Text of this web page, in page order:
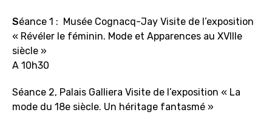
Séance 1 : Musée Cognacq-Jay Visite de l’exposition
« Révéler le féminin. Mode et Apparences au XVIIIe
siècle »
A 10h30
Séance 2, Palais Galliera Visite de l’exposition « La
mode du 18e siècle. Un héritage fantasmé »